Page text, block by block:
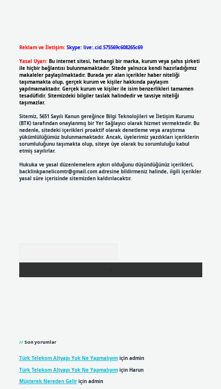
Reklam ve İletişim: Skype: live:.cid.575569c608265c69
Yasal Uyarı: Bu internet sitesi, herhangi bir marka, kurum veya şahıs şirketi
ile hiçbir bağlantısı bulunmamaktadır. Sitede yalnızca kendi hazırladığımız
makaleler paylaşılmaktadır. Burada yer alan içerikler haber niteliği
taşımamakta olup, gerçek kurum ve kişiler hakkında paylaşım
yapılmamaktadır. Gerçek kurum ve kişiler ile isim benzerlikleri tamamen
tesadüfidir. Sitemizdeki bilgiler taslak halindedir ve tavsiye niteliği
taşımazlar.
Sitemiz, 5651 Sayılı Kanun gereğince Bilgi Teknolojileri ve İletişim Kurumu
(BTK) tarafından onaylanmış bir Yer Sağlayıcı olarak hizmet vermektedir. Bu
nedenle, sitedeki içerikleri proaktif olarak denetleme veya araştırma
yükümlülüğümüz bulunmamaktadır. Ancak, üyelerimiz yazdıkları içeriklerin
sorumluluğunu taşımakta olup, siteye üye olarak bu sorumluluğu kabul
etmiş sayılırlar.
Hukuka ve yasal düzenlemelere aykırı olduğunu düşündüğünüz içerikleri,
backlinkpanelicomtr@gmail.comadresine bildirmeniz halinde, ilgili içerikler
yasal süre içerisinde sitemizden kaldırılacaktır.
Son yorumlar
Türk Telekom Altyapı Yok Ne Yapmalıyımiçin admin
Türk Telekom Altyapı Yok Ne Yapmalıyımiçin Harun
Müşterek Nereden Geliriçin admin